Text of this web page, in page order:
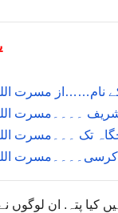
نام……از مسرت
۔۔۔۔مسرت
تک ۔۔۔مسرت
کرسی۔۔۔۔مسرت
کیا پتہ. ان لوگوں